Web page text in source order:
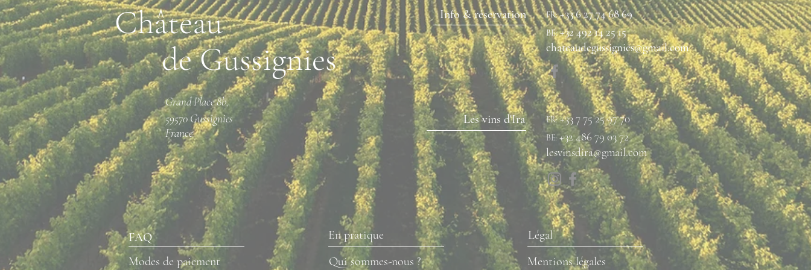
Château
de Gussignies
Info & réservation FR:+33 6 27 74 68 69
BE:+32 492 14 25 15
chateaudegussignies@gmail.com
Grand Place 8b,
59570 Gussignies
France
Les vins d'Ira FR:+33 7 75 25 97 70
BE:+32 486 79 03 72
lesvinsdira@gmail.com
FAQ
Modes de paiement
En pratique
Qui sommes-nous ?
Légal
Mentions légales